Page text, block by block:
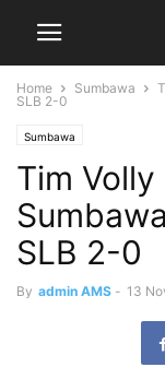
Home Sumbawa
SLB 2-0
Sumbawa
Tim Volly
SLB 2-0
By admin AMS - 13